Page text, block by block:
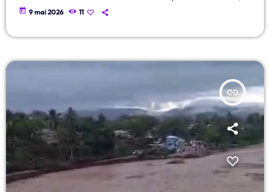
1 Die With A Smile
2 add_shopping_cart
Bad Bunny add_shopping_cart
LISTE COMPLÈTE
France. L’artiste haïtien, considéré aujourd’hui comme l’une des
today 9 mai 2026 11
insert_link